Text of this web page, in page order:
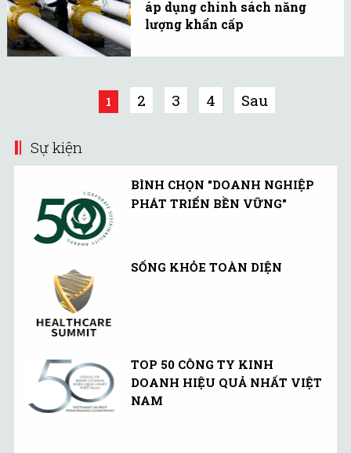
nhà cung cấp dầu lớn thứ
5 của Trung Quốc.
áp dụng chính sách năng
lượng khẩn cấp
đang chuẩn bị áp dụng
chế độ khẩn cấp trong
1 2 3 4 Sau
Sự kiện
BÌNH CHỌN "DOANH NGHIỆP
PHÁT TRIỂN BỀN VỮNG"
SỐNG KHỎE TOÀN DIỆN
TOP 50 CÔNG TY KINH
DOANH HIỆU QUẢ NHẤT VIỆT
NAM